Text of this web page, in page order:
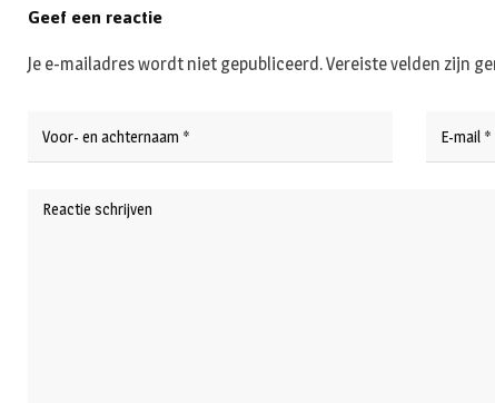
Geef een reactie
Je e-mailadres wordt niet gepubliceerd.Vereiste velden zijn